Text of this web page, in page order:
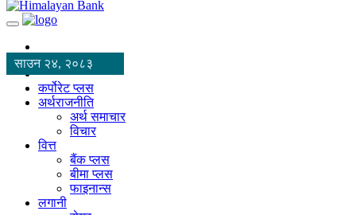
साउन २४, २०८३
कर्पोरेट प्लस
अर्थराजनीति
अर्थ समाचार
विचार
वित्त
बैंक प्लस
बीमा प्लस
फाइनान्स
लगानी